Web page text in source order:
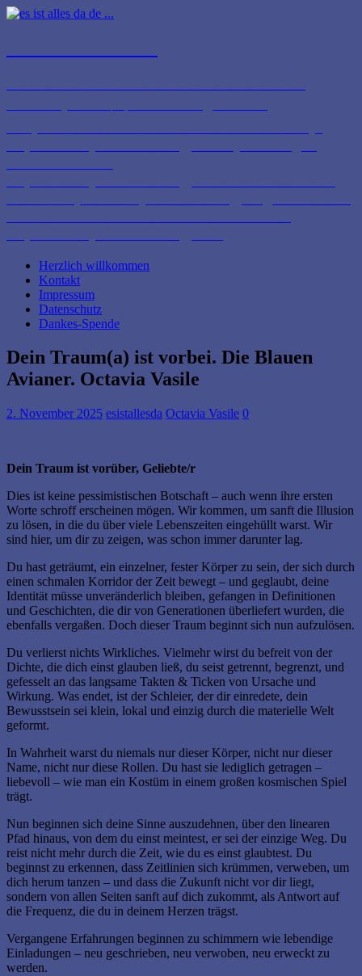
Herzlich willkommen
Kontakt
Impressum
Datenschutz
Dankes-Spende
Dein Traum(a) ist vorbei. Die Blauen
Avianer. Octavia Vasile
2. November 2025 esistallesda Octavia Vasile 0
Dein Traum ist vorüber, Geliebte/r
Dies ist keine pessimistischen Botschaft – auch wenn ihre ersten
Worte schroff erscheinen mögen. Wir kommen, um sanft die Illusion
zu lösen, in die du über viele Lebenszeiten eingehüllt warst. Wir
sind hier, um dir zu zeigen, was schon immer darunter lag.
Du hast geträumt, ein einzelner, fester Körper zu sein, der sich durch
einen schmalen Korridor der Zeit bewegt – und geglaubt, deine
Identität müsse unveränderlich bleiben, gefangen in Definitionen
und Geschichten, die dir von Generationen überliefert wurden, die
ebenfalls vergaßen. Doch dieser Traum beginnt sich nun aufzulösen.
Du verlierst nichts Wirkliches. Vielmehr wirst du befreit von der
Dichte, die dich einst glauben ließ, du seist getrennt, begrenzt, und
gefesselt an das langsame Takten & Ticken von Ursache und
Wirkung. Was endet, ist der Schleier, der dir einredete, dein
Bewusstsein sei klein, lokal und einzig durch die materielle Welt
geformt.
In Wahrheit warst du niemals nur dieser Körper, nicht nur dieser
Name, nicht nur diese Rollen. Du hast sie lediglich getragen –
liebevoll – wie man ein Kostüm in einem großen kosmischen Spiel
trägt.
Nun beginnen sich deine Sinne auszudehnen, über den linearen
Pfad hinaus, von dem du einst meintest, er sei der einzige Weg. Du
reist nicht mehr durch die Zeit, wie du es einst glaubtest. Du
beginnst zu erkennen, dass Zeitlinien sich krümmen, verweben, um
dich herum tanzen – und dass die Zukunft nicht vor dir liegt,
sondern von allen Seiten sanft auf dich zukommt, als Antwort auf
die Frequenz, die du in deinem Herzen trägst.
Vergangene Erfahrungen beginnen zu schimmern wie lebendige
Einladungen – neu geschrieben, neu verwoben, neu erweckt zu
werden.